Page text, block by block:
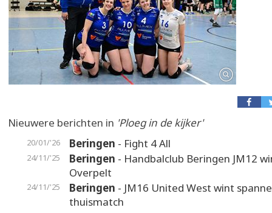
Nieuwere berichten in 'Ploeg in de kijker'
20/01/'26 Beringen - Fight 4 All
24/11/'25 Beringen - Handbalclub Beringen JM12
Overpelt
24/11/'25 Beringen - JM16 United West wint
thuismatch